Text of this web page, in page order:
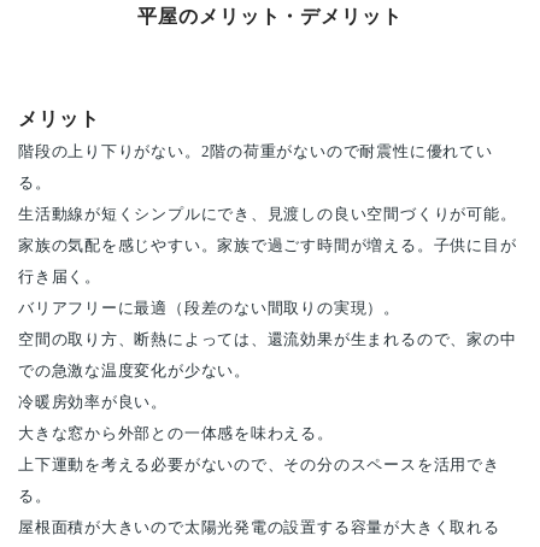
平屋のメリット・デメリット
メリット
階段の上り下りがない。2階の荷重がないので耐震性に優れてい
る。
生活動線が短くシンプルにでき、見渡しの良い空間づくりが可能。
家族の気配を感じやすい。家族で過ごす時間が増える。子供に目が
行き届く。
バリアフリーに最適（段差のない間取りの実現）。
空間の取り方、断熱によっては、還流効果が生まれるので、家の中
での急激な温度変化が少ない。
冷暖房効率が良い。
大きな窓から外部との一体感を味わえる。
上下運動を考える必要がないので、その分のスペースを活用でき
る。
屋根面積が大きいので太陽光発電の設置する容量が大きく取れる